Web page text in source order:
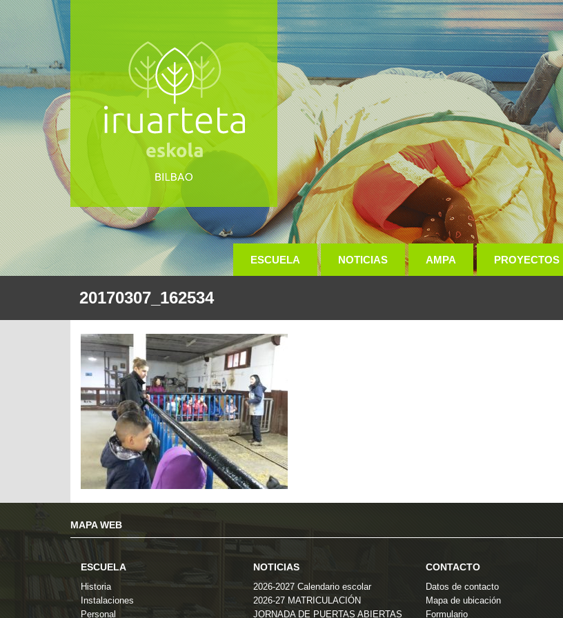
ESCUELA NOTICIAS AMPA PROYECTOS
20170307_162534
MAPA WEB
ESCUELA
Historia
Instalaciones
Personal
NOTICIAS
2026-2027 Calendario escolar
2026-27 MATRICULACIÓN
JORNADA DE PUERTAS ABIERTAS
CONTACTO
Datos de contacto
Mapa de ubicación
Formulario